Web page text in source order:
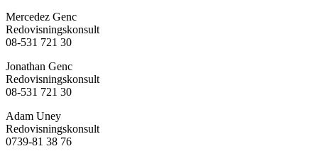
Mercedez Genc
Redovisningskonsult
08-531 721 30
Jonathan Genc
Redovisningskonsult
08-531 721 30
Adam Uney
Redovisningskonsult
0739-81 38 76